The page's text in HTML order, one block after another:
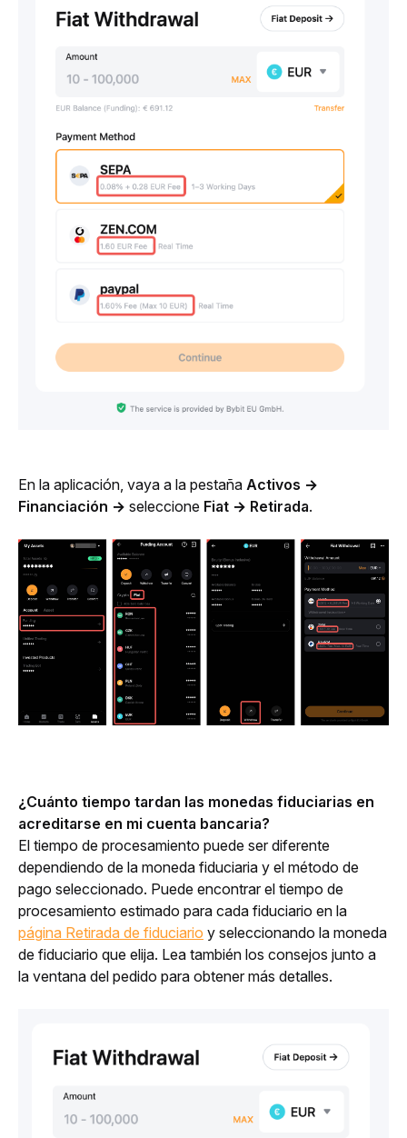
En la aplicación, vaya a la pestaña Activos →
Financiación → seleccione Fiat → Retirada.
¿Cuánto tiempo tardan las monedas fiduciarias en
acreditarse en mi cuenta bancaria?
El tiempo de procesamiento puede ser diferente
dependiendo de la moneda fiduciaria y el método de
pago seleccionado. Puede encontrar el tiempo de
página Retirada de fiduciario y seleccionando la moneda
de fiduciario que elija. Lea también los consejos junto a
la ventana del pedido para obtener más detalles.